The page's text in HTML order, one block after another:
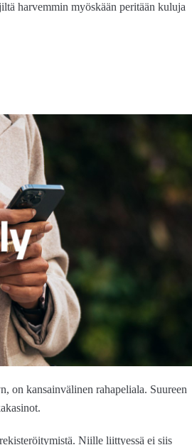
harvemmin myöskään peritään kuluja
on kansainvälinen rahapeliala. Suureen
Niille liittyessä ei siis